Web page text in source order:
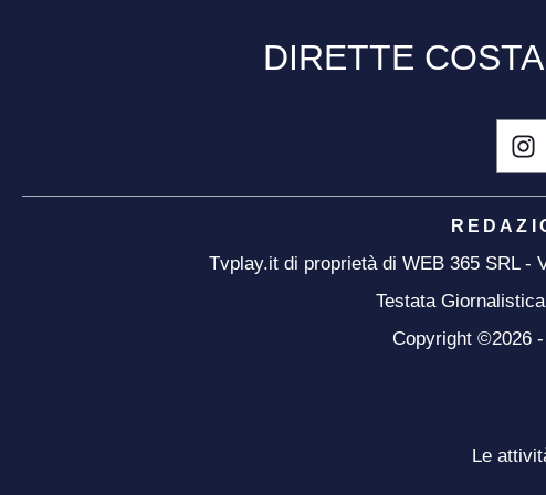
DIRETTE
Tvplay.it di proprietà di WEB 365 SRL -
Testata
Copyright ©2026
Le